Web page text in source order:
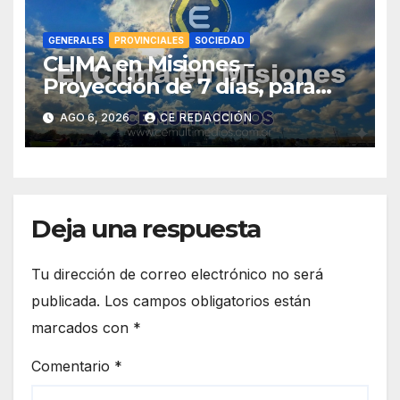
GENERALES PROVINCIALES SOCIEDAD
CLIMA en Misiones –
Proyección de 7 días, para
Zonas: Centro, Sur y Norte
AGO 6, 2026 CE REDACCIÓN
Deja una respuesta
Tu dirección de correo electrónico no será
publicada. Los campos obligatorios están
marcados con *
Comentario *